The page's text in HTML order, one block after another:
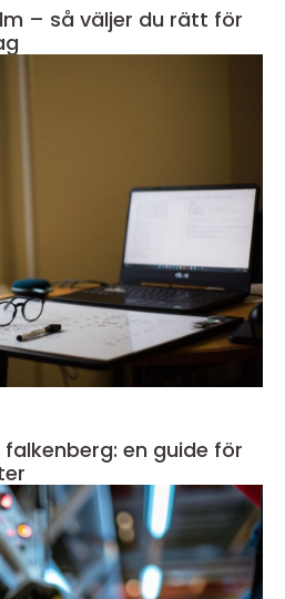
– så väljer du rätt för
en guide för